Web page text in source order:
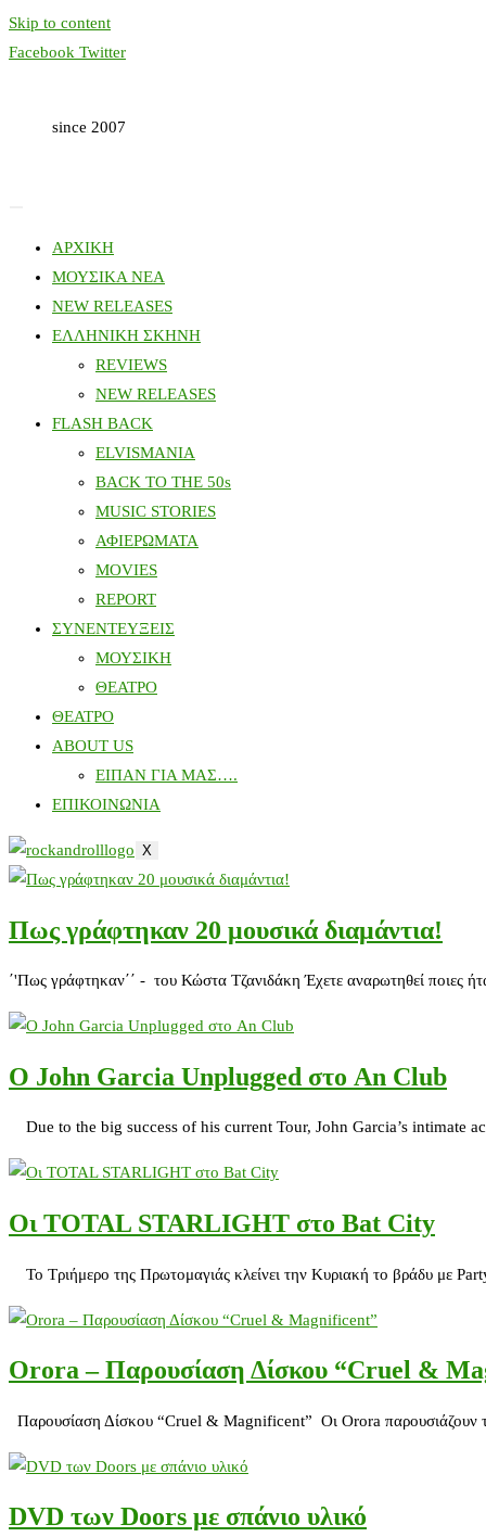
Skip to content
Facebook Twitter
since 2007
ΑΡΧΙΚΗ
ΜΟΥΣΙΚΑ ΝΕΑ
NEW RELEASES
ΕΛΛΗΝΙΚΗ ΣΚΗΝΗ
REVIEWS
NEW RELEASES
FLASH BACK
ELVISMANIA
BACK TO THE 50s
MUSIC STORIES
ΑΦΙΕΡΩΜΑΤΑ
MOVIES
REPORT
ΣΥΝΕΝΤΕΥΞΕΙΣ
ΜΟΥΣΙΚΗ
ΘΕΑΤΡΟ
ΘΕΑΤΡΟ
ABOUT US
ΕΙΠΑΝ ΓΙΑ ΜΑΣ….
ΕΠΙΚΟΙΝΩΝΙΑ
X
Πως γράφτηκαν 20 μουσικά διαμάντια!
΄'Πως γράφτηκαν΄΄ - του Κώστα Τζανιδάκη Έχετε αναρωτηθεί ποιες
Ο John Garcia Unplugged στο An Club
Due to the big success of his current Tour, John Garcia’s intimate
Οι TOTAL STARLIGHT στο Bat City
To Tριήμερο της Πρωτομαγιάς κλείνει την Κυριακή το βράδυ με
Orora – Παρουσίαση Δίσκου “Cruel &
Παρουσίαση Δίσκου “Cruel & Magnificent” Οι Orora παρουσιάζουν
DVD των Doors με σπάνιο υλικό